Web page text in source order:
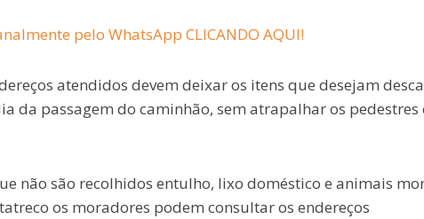
pelo WhatsApp CLICANDO AQUI!
atendidos devem deixar os itens que desejam
da passagem do caminhão, sem atrapalhar os pedestres
não são recolhidos entulho, lixo doméstico e animais
os moradores podem consultar os endereços